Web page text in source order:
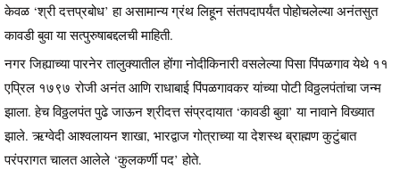
केवळ ‘श्री दत्तप्रबोध’ हा असामान्य ग्रंथ लिहून संतपदापर्यंत पोहोचलेल्या अनंतसुत
कावडी बुवा या सत्पुरुषाबद्दलची माहिती.
नगर जिह्याच्या पारनेर तालुक्यातील होंगा नोदीकिनारी वसलेल्या पिसा पिंपळगाव येथे ११
एप्रिल १७९७ रोजी अनंत आणि राधाबाई पिंपळगावकर यांच्या पोटी विठ्ठलपंतांचा जन्म
झाला. हेच विठ्ठलपंत पुढे जाऊन श्रीदत्त संप्रदायात ‘कावडी बुवा’ या नावाने विख्यात
झाले. ऋग्वेदी आश्वलायन शाखा, भारद्वाज गोत्राच्या या देशस्थ ब्राह्मण कुटुंबात
परंपरागत चालत आलेले ‘कुलकर्णी पद’ होते.